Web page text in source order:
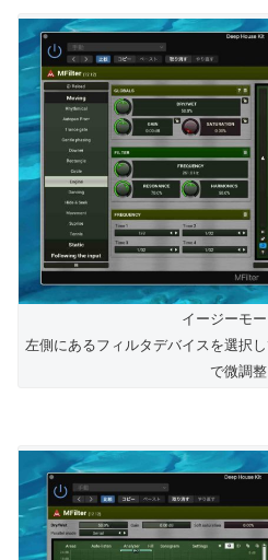
イージーモー
左側にあるフィルタデバイスを選択
で微調整